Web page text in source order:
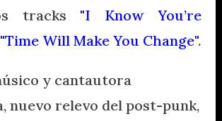
tracks "I Know You’re
"Time Will Make You Change".
y cantautora
nuevo relevo del post-punk,